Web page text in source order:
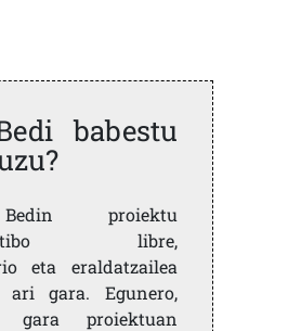
babestu
proiektu
libre,
eta eraldatzailea
ari gara. Egunero,
gara proiektuan